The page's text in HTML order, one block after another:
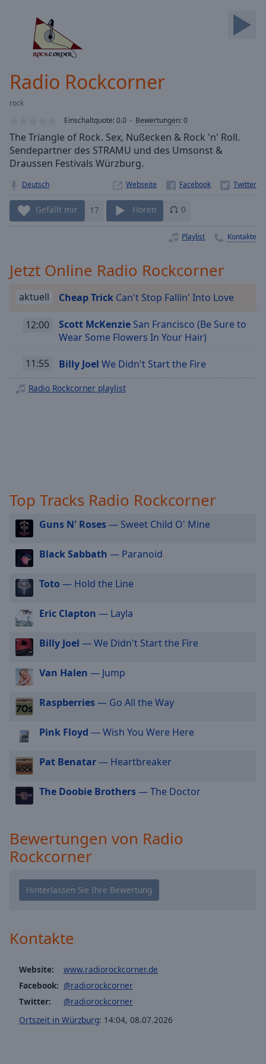
Current
Loaded
Stream
TypeLIVE
Seek to
currently
behind
liveLIVE
Remaining
Time-
Playback
Chapters
descriptions
off,
settings
dialog
subtitles
off
selected
Track
Picture-
in-
Picture
Fullscreen
This
window.
Beginning
dialog
window.
Escape
close
the
window.
Color
Opacity
Background
Color
Radio Rockcorner
rock
Einschaltquote:0.0 Bewertungen:0
The Triangle of Rock. Sex, Nußecken & Rock 'n' Roll.
Sendepartner des STRAMU und des Umsonst &
Draussen Festivals Würzburg.
Deutsch Webseite
Gefällt mir 17 Hören 0
Playlist Kontakte
Jetzt Online Radio Rockcorner
aktuell Cheap Trick Can't Stop Fallin' Into Love
12:00 Scott McKenzie San Francisco (Be Sure to
Wear Some Flowers In Your Hair)
11:55 Billy Joel We Didn't Start the Fire
Radio Rockcorner playlist
Top Tracks Radio Rockcorner
Guns N' Roses— Sweet Child O' Mine
Black Sabbath — Paranoid
Toto — Hold the Line
Eric Clapton — Layla
Billy Joel — We Didn't Start the Fire
Van Halen — Jump
Raspberries— Go All the Way
Pink Floyd — Wish You Were Here
Pat Benatar— Heartbreaker
The Doobie Brothers— The Doctor
Bewertungen von Radio
Rockcorner
Kontakte
Website:
www.radiorockcorner.de
Facebook: @radiorockcorner
Twitter:
@radiorockcorner
Ortszeit in Würzburg: 14:04, 08.07.2026